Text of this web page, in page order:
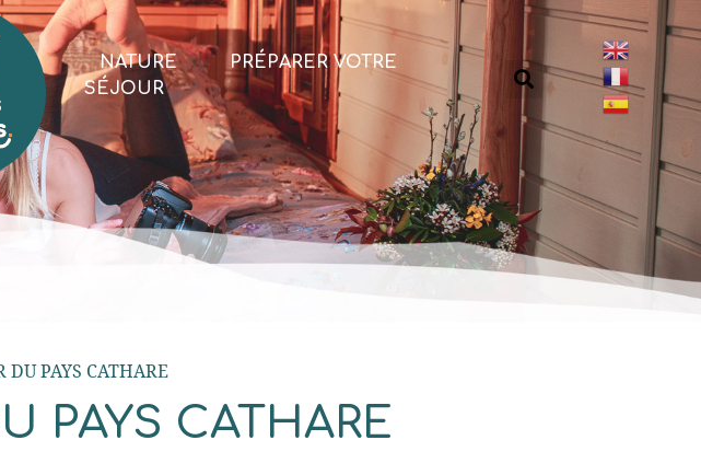
NATURE
PRÉPARER VOTRE
SÉJOUR
DU PAYS CATHARE
PAYS CATHARE